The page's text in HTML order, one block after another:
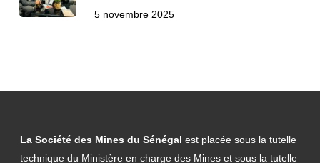
5 novembre 2025
La Société des Mines du Sénégal est placée sous la tutelle
technique du Ministère en charge des Mines et sous la tutelle